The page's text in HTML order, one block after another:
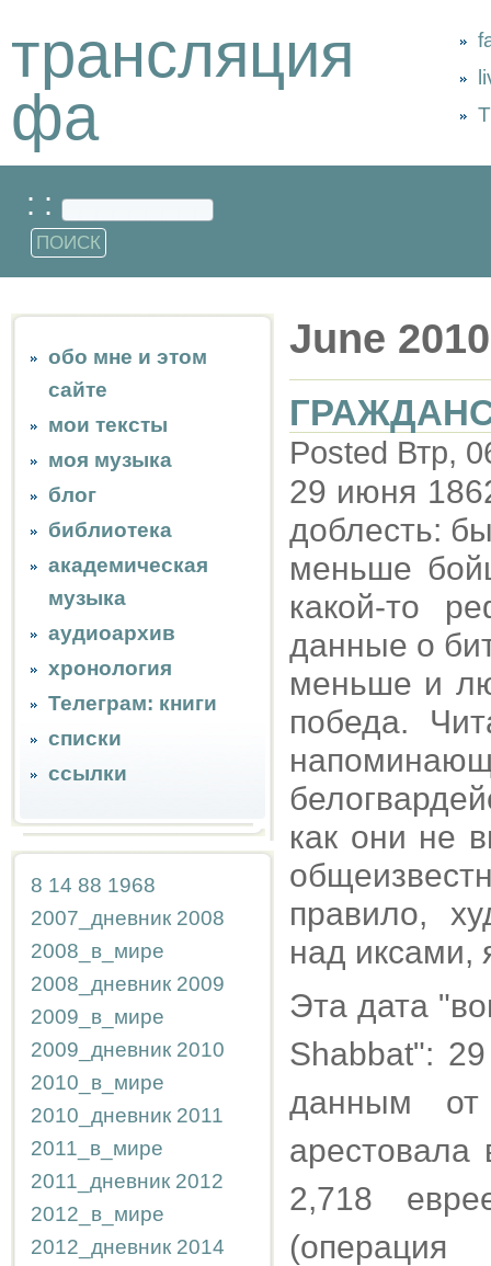
трансляция
фа
: :
обо мне и этом
сайте
мои тексты
моя музыка
блог
библиотека
академическая
музыка
аудиоархив
хронология
Телеграм: книги
списки
ссылки
8 14 88 1968
2007_дневник 2008
2008_в_мире
2008_дневник 2009
2009_в_мире
2009_дневник 2010
2010_в_мире
2010_дневник 2011
2011_в_мире
2011_дневник 2012
2012_в_мире
2012_дневник 2014
June 2010
Posted Втр,
29 июня
доблесть:
меньше
какой-то
данные о
меньше и
победа.
как они не
правило,
над иксами,
Эта дата
Shabbat":
данным
2,718